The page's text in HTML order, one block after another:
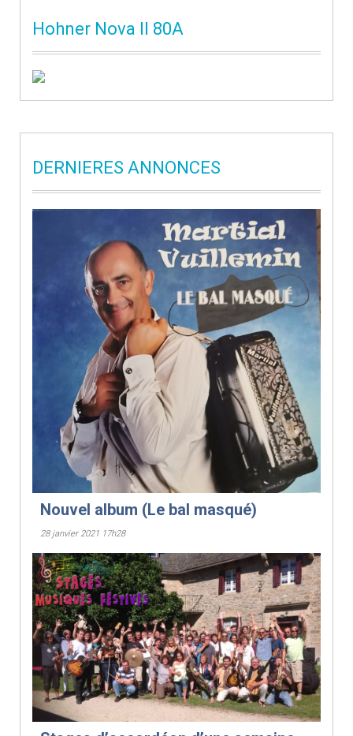
Hohner Nova II 80A
DERNIERES ANNONCES
Nouvel album (Le bal masqué)
28 janvier 2021 17h28